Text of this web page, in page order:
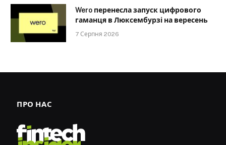
Wero перенесла запуск цифрового
гаманця в Люксембурзі на вересень
7 Серпня 2026
ПРО НАС